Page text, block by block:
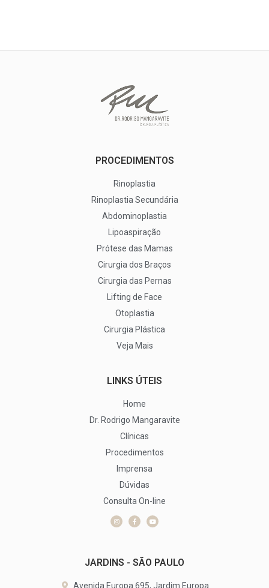
PROCEDIMENTOS
Rinoplastia
Rinoplastia Secundária
Abdominoplastia
Lipoaspiração
Prótese das Mamas
Cirurgia dos Braços
Cirurgia das Pernas
Lifting de Face
Otoplastia
Cirurgia Plástica
Veja Mais
LINKS ÚTEIS
Home
Dr. Rodrigo Mangaravite
Clínicas
Procedimentos
Imprensa
Dúvidas
Consulta On-line
JARDINS - SÃO PAULO
Avenida Europa 695, Jardim Europa